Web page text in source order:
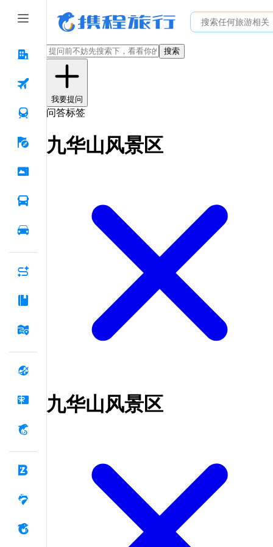
搜索
我要提问
问答标签
九华山风景区
九华山风景区